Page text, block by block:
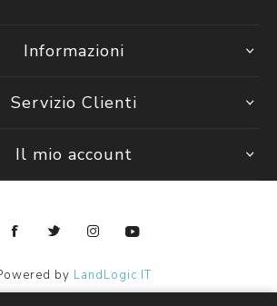
Informazioni
Servizio Clienti
Il mio account
by LandLogic IT
Kids ingrosso abbigliamento bambini.